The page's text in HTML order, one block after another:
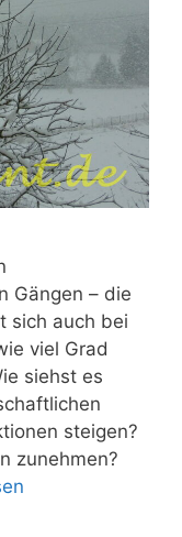
Gängen – die
sich auch bei
viel Grad
siehst es
steigen?
zunehmen?